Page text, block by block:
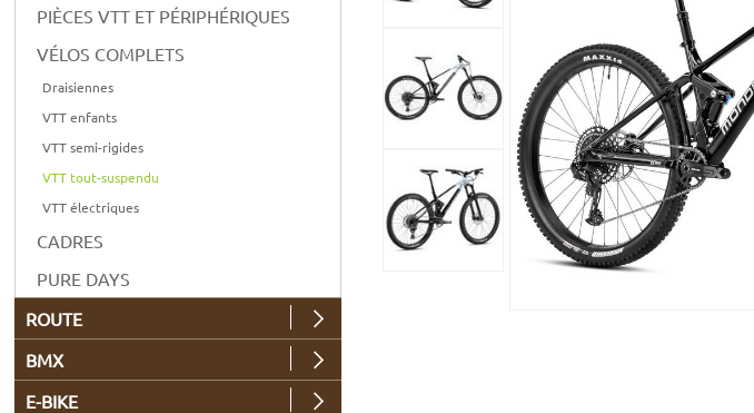
PIÈCES VTT ET PÉRIPHÉRIQUES
VÉLOS COMPLETS
Draisiennes
VTT enfants
VTT semi-rigides
VTT tout-suspendu
VTT électriques
CADRES
PURE DAYS
ROUTE
BMX
E-BIKE